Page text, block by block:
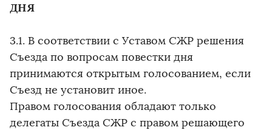
ДНЯ
3.1. В соответствии с Уставом СЖР решения
Съезда по вопросам повестки дня
принимаются открытым голосованием, если
Съезд не установит иное.
Правом голосования обладают только
делегаты Съезда СЖР с правом решающего